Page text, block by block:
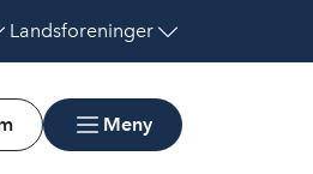
Landsforeninger
Meny